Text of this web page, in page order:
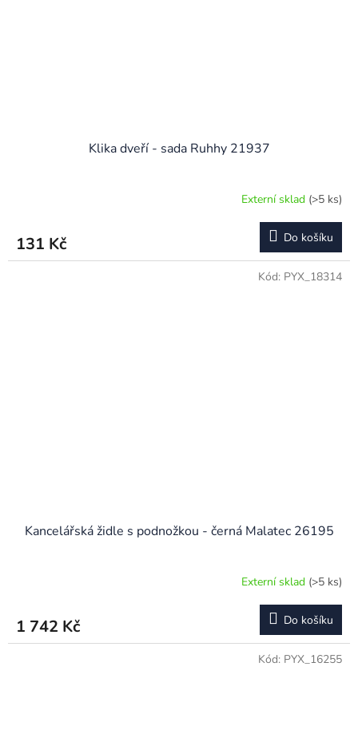
Klika dveří - sada Ruhhy 21937
Externí sklad (>5 ks)
131 Kč Do košíku
Kancelářská židle s podnožkou - černá Malatec 26195
Externí sklad (>5 ks)
1 742 Kč Do košíku
Kód: PYX_18314
Kód: PYX_16255